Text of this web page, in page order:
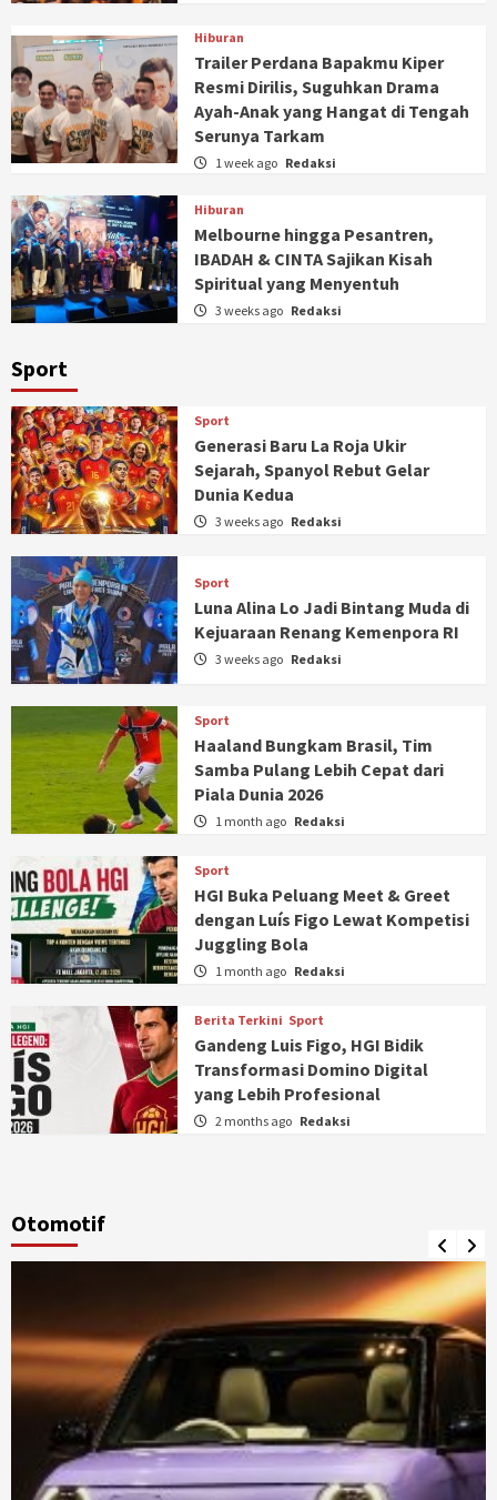
Hiburan
Trailer Perdana Bapakmu Kiper
Resmi Dirilis, Suguhkan Drama
Ayah-Anak yang Hangat di Tengah
Serunya Tarkam
1 week ago Redaksi
Hiburan
Melbourne hingga Pesantren,
IBADAH & CINTA Sajikan Kisah
Spiritual yang Menyentuh
3 weeks ago Redaksi
Sport
Sport
Generasi Baru La Roja Ukir
Sejarah, Spanyol Rebut Gelar
Dunia Kedua
3 weeks ago Redaksi
Sport
Luna Alina Lo Jadi Bintang Muda di
Kejuaraan Renang Kemenpora RI
3 weeks ago Redaksi
Sport
Haaland Bungkam Brasil, Tim
Samba Pulang Lebih Cepat dari
Piala Dunia 2026
1 month ago Redaksi
Sport
HGI Buka Peluang Meet & Greet
dengan Luís Figo Lewat Kompetisi
Juggling Bola
1 month ago Redaksi
Berita Terkini Sport
Gandeng Luis Figo, HGI Bidik
Transformasi Domino Digital
yang Lebih Profesional
2 months ago Redaksi
Otomotif